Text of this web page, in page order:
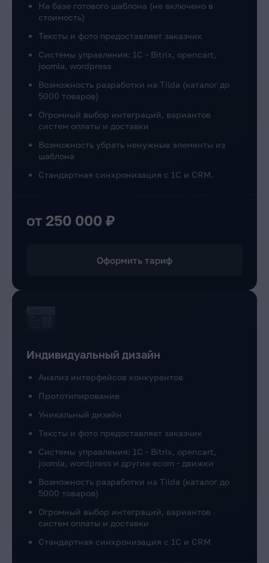
На базе готового шаблона (не включено в
стоимость)
Тексты и фото предоставляет заказчик
Системы управления: 1C - Bitrix, opencart,
joomla, wordpress
Возможность разработки на Tilda (каталог до
5000 товаров)
Огромный выбор интеграций, вариантов
систем оплаты и доставки
Возможность убрать ненужные элементы из
шаблона
Стандартная синхронизация с 1С и CRM.
от 250 000 ₽
Оформить тариф
Индивидуальный дизайн
Анализ интерфейсов конкурентов
Прототипирование
Уникальный дизайн
Тексты и фото предоставляет заказчик
Системы управления: 1C - Bitrix, opencart,
joomla, wordpress и другие ecom - движки
Возможность разработки на Tilda (каталог до
5000 товаров)
Огромный выбор интеграций, вариантов
систем оплаты и доставки
Стандартная синхронизация с 1С и CRM